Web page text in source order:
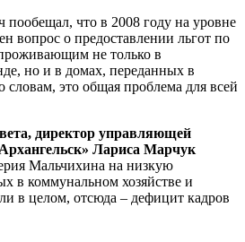
пообещал, что в 2008 году на уровне
вопрос о предоставлении льгот по
не только в
но и в домах, переданных в
это общая проблема для всей
директор управляющей
Лариса Марчук
Мальчихина на низкую
в коммунальном хозяйстве и
в целом, отсюда – дефицит кадров